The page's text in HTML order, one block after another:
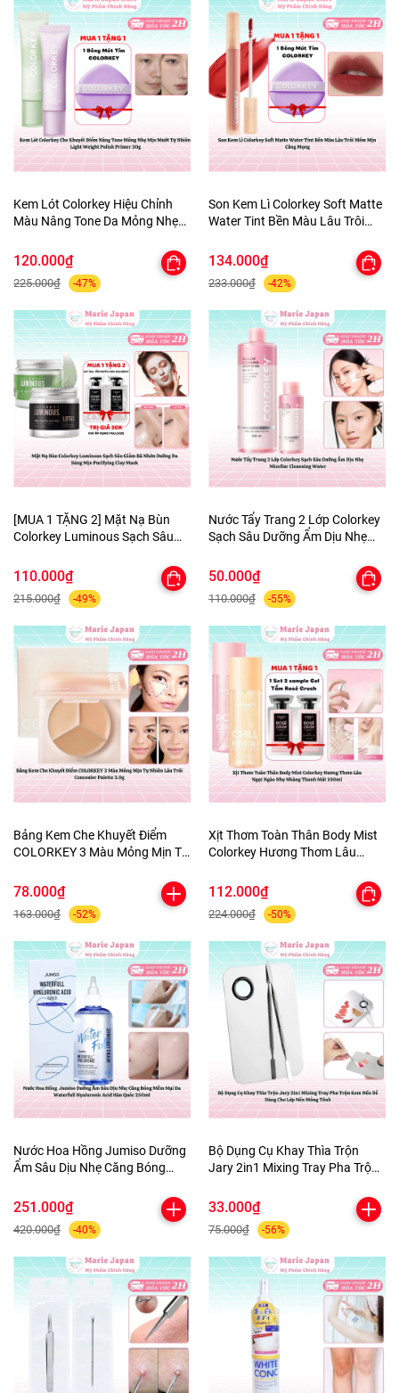
Kem Lót Colorkey Hiệu Chỉnh
Màu Nâng Tone Da Mỏng Nhẹ
Primer 30g - TẶNG 1 BÔNG MÚT
120.000₫
225.000₫ -47%
Son Kem Lì Colorkey Soft Matte
Water Tint Bền Màu Lâu Trôi
MÚT TÍM
134.000₫
233.000₫ -42%
[MUA 1 TẶNG 2] Mặt Nạ Bùn
Colorkey Luminous Sạch Sâu
Mịn Purifying Clay Mask - TẶNG
SET SAMPLE 2 GEL TẮM
110.000₫
215.000₫ -49%
Nước Tẩy Trang 2 Lớp Colorkey
Sạch Sâu Dưỡng Ẩm Dịu Nhẹ
50.000₫
110.000₫ -55%
Bảng Kem Che Khuyết Điểm
COLORKEY 3 Màu Mỏng Mịn Tự
Palette 3.9g
78.000₫
163.000₫ -52%
Xịt Thơm Toàn Thân Body Mist
Colorkey Hương Thơm Lâu
Mát 100ml
112.000₫
224.000₫ -50%
Nước Hoa Hồng Jumiso Dưỡng
Ẩm Sâu Dịu Nhẹ Căng Bóng
Hyaluronic Acid Hàn Quốc
251.000₫
420.000₫ -40%
Bộ Dụng Cụ Khay Thìa Trộn
Jary 2in1 Mixing Tray Pha Trộn
Mỏng Tênh
33.000₫
75.000₫ -56%